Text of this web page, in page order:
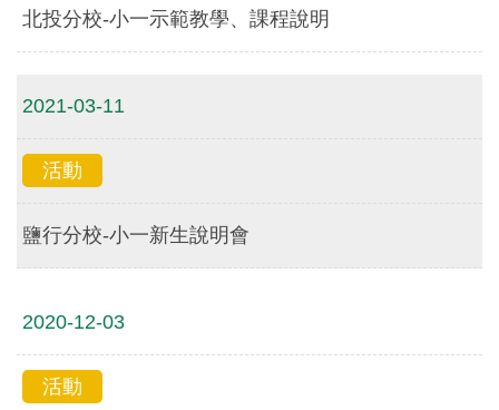
北投分校-小一示範教學、課程說明
2021-03-11
活動
鹽行分校-小一新生說明會
2020-12-03
活動